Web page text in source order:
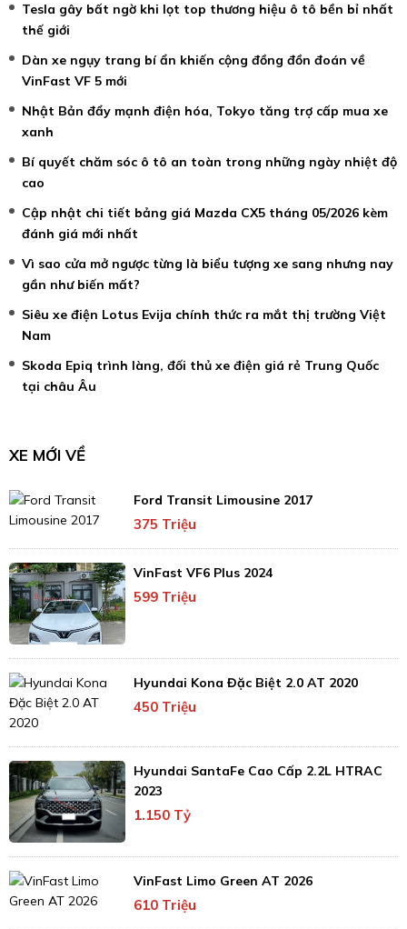
Tesla gây bất ngờ khi lọt top thương hiệu ô tô bền bỉ nhất
thế giới
Dàn xe ngụy trang bí ẩn khiến cộng đồng đồn đoán về
VinFast VF 5 mới
Nhật Bản đẩy mạnh điện hóa, Tokyo tăng trợ cấp mua xe
xanh
Bí quyết chăm sóc ô tô an toàn trong những ngày nhiệt độ
cao
Cập nhật chi tiết bảng giá Mazda CX5 tháng 05/2026 kèm
đánh giá mới nhất
Vì sao cửa mở ngược từng là biểu tượng xe sang nhưng nay
gần như biến mất?
Siêu xe điện Lotus Evija chính thức ra mắt thị trường Việt
Nam
Skoda Epiq trình làng, đối thủ xe điện giá rẻ Trung Quốc
tại châu Âu
XE MỚI VỀ
Ford Transit Limousine 2017
375 Triệu
VinFast VF6 Plus 2024
599 Triệu
Hyundai Kona Đặc Biệt 2.0 AT 2020
450 Triệu
Hyundai SantaFe Cao Cấp 2.2L HTRAC
2023
1.150 Tỷ
VinFast Limo Green AT 2026
610 Triệu